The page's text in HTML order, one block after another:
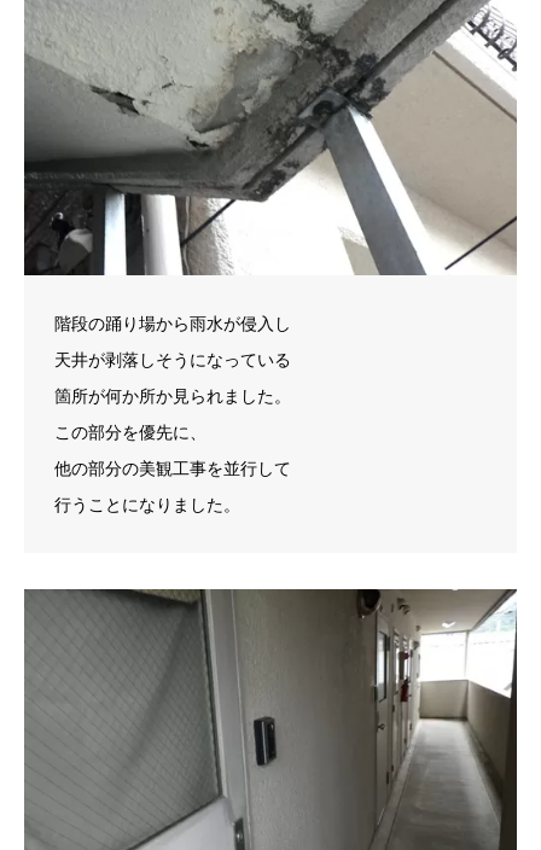
階段の踊り場から雨水が侵入し
天井が剥落しそうになっている
箇所が何か所か見られました。
この部分を優先に、
他の部分の美観工事を並行して
行うことになりました。